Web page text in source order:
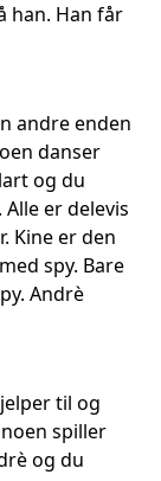
han. Han får
andre enden
danser
og du
er delevis
Kine er den
spy. Bare
Andrè
til og
spiller
og du